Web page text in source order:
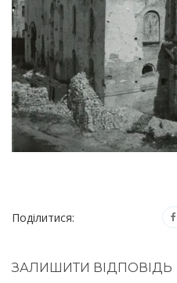
Поділитися:
ЗАЛИШИТИ ВІДПОВІДЬ